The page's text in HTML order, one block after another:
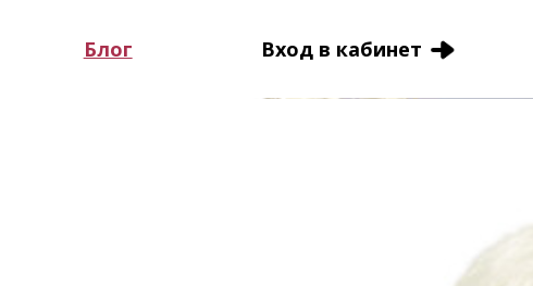
Блог Вход в кабинет